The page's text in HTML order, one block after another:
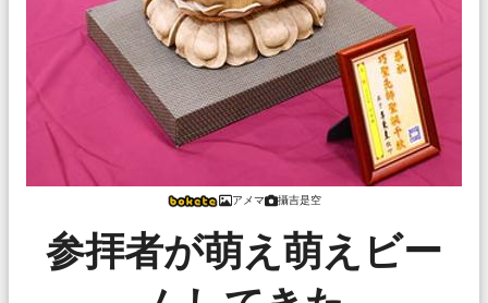
アメマ 攝吉是空
参拝者が萌え萌えビー